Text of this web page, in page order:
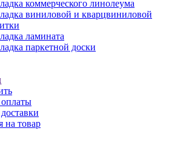
коммерческого линолеума
виниловой и кварцвиниловой
ламината
паркетной доски
на товар